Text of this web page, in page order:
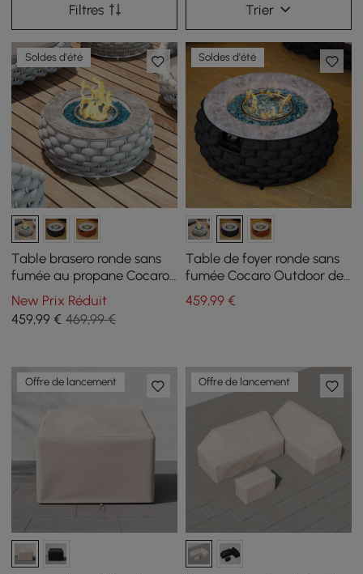
Filtres Trier
Soldes d'été
Table brasero ronde sans
fumée au propane Cocaro
Outdoor 69 cm en gris
New Prix Réduit
459,99 € 469,99 €
Soldes d'été
Table de foyer ronde sans
fumée Cocaro Outdoor de
69 cm au propane, gris
foncé
459,99€
Offre de lancement Offre de lancement